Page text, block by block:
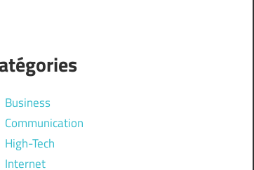
Business
Communication
High-Tech
Internet